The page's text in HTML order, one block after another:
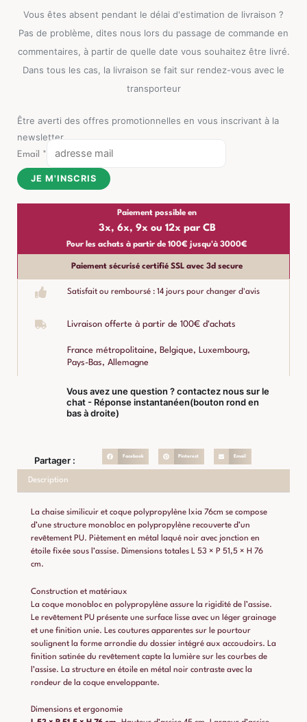
Vous êtes absent pendant le délai d'estimation de livraison ?
Pas de problème, dites nous lors du passage de commande en
commentaires, à partir de quelle date vous souhaitez être livré.
Dans tous les cas, la livraison se fait sur rendez-vous avec le
transporteur
Être averti des offres promotionnelles en vous inscrivant à la
newsletter
Email *
JE M'INSCRIS
Paiement possible en
3x, 6x, 9x ou 12x par CB
Pour les achats à partir de 100€ jusqu'à 3000€
Paiement sécurisé certifié SSL avec 3d secure
Satisfait ou remboursé : 14 jours pour changer d'avis
Livraison offerte à partir de 100€ d'achats
France métropolitaine, Belgique, Luxembourg,
Pays-Bas, Allemagne
Vous avez une question ? contactez nous sur le
chat - Réponse instantanéen(bouton rond en
bas à droite)
Partager : Facebook Pinterest Email
Description
La chaise similicuir et coque polypropylène Ixia 76cm se compose
d’une structure monobloc en polypropylène recouverte d’un
revêtement PU. Piètement en métal laqué noir avec jonction en
étoile fixée sous l’assise. Dimensions totales L 53 × P 51,5 × H 76
cm.
Construction et matériaux
La coque monobloc en polypropylène assure la rigidité de l’assise.
Le revêtement PU présente une surface lisse avec un léger grainage
et une finition unie. Les coutures apparentes sur le pourtour
soulignent la forme arrondie du dossier intégré aux accoudoirs. La
finition satinée du revêtement capte la lumière sur les courbes de
l’assise. La structure en étoile en métal noir contraste avec la
rondeur de la coque enveloppante.
Dimensions et ergonomie